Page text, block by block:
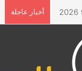
أخبار عاجلة